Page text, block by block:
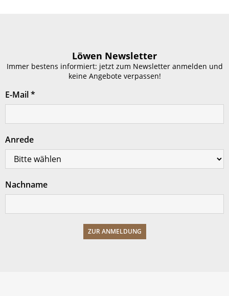
Löwen Newsletter
Immer bestens informiert: jetzt zum Newsletter anmelden und
keine Angebote verpassen!
E-Mail*
Anrede
Nachname